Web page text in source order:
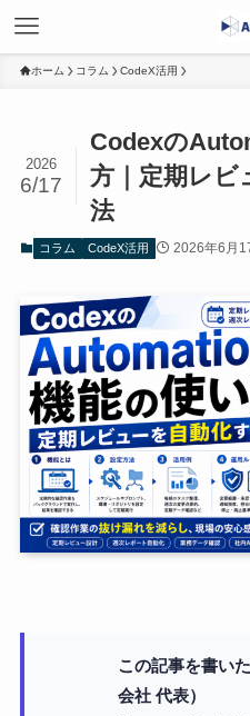
ホーム コラム CodeX活用
Codexの
方｜定期レビ
法
2026
6/17
コラム CodeX活用 2026年6月
この記事を書い
会社 代表）